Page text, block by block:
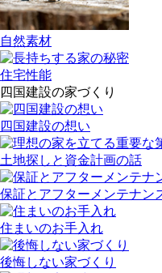
自然素材
住宅性能
四国建設の家づくり
四国建設の想い
土地探しと資金計画の話
保証とアフターメンテナン
住まいのお手入れ
後悔しない家づくり